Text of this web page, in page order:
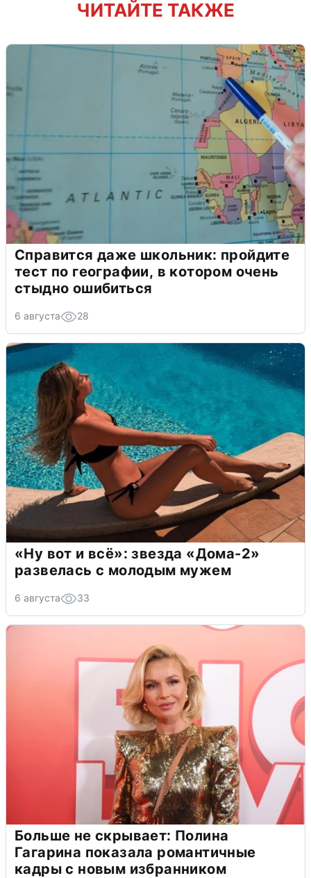
ЧИТАЙТЕ ТАКЖЕ
Справится даже школьник: пройдите
тест по географии, в котором очень
стыдно ошибиться
6 августа 28
«Ну вот и всё»: звезда «Дома-2»
развелась с молодым мужем
6 августа 33
Больше не скрывает: Полина
Гагарина показала романтичные
кадры с новым избранником